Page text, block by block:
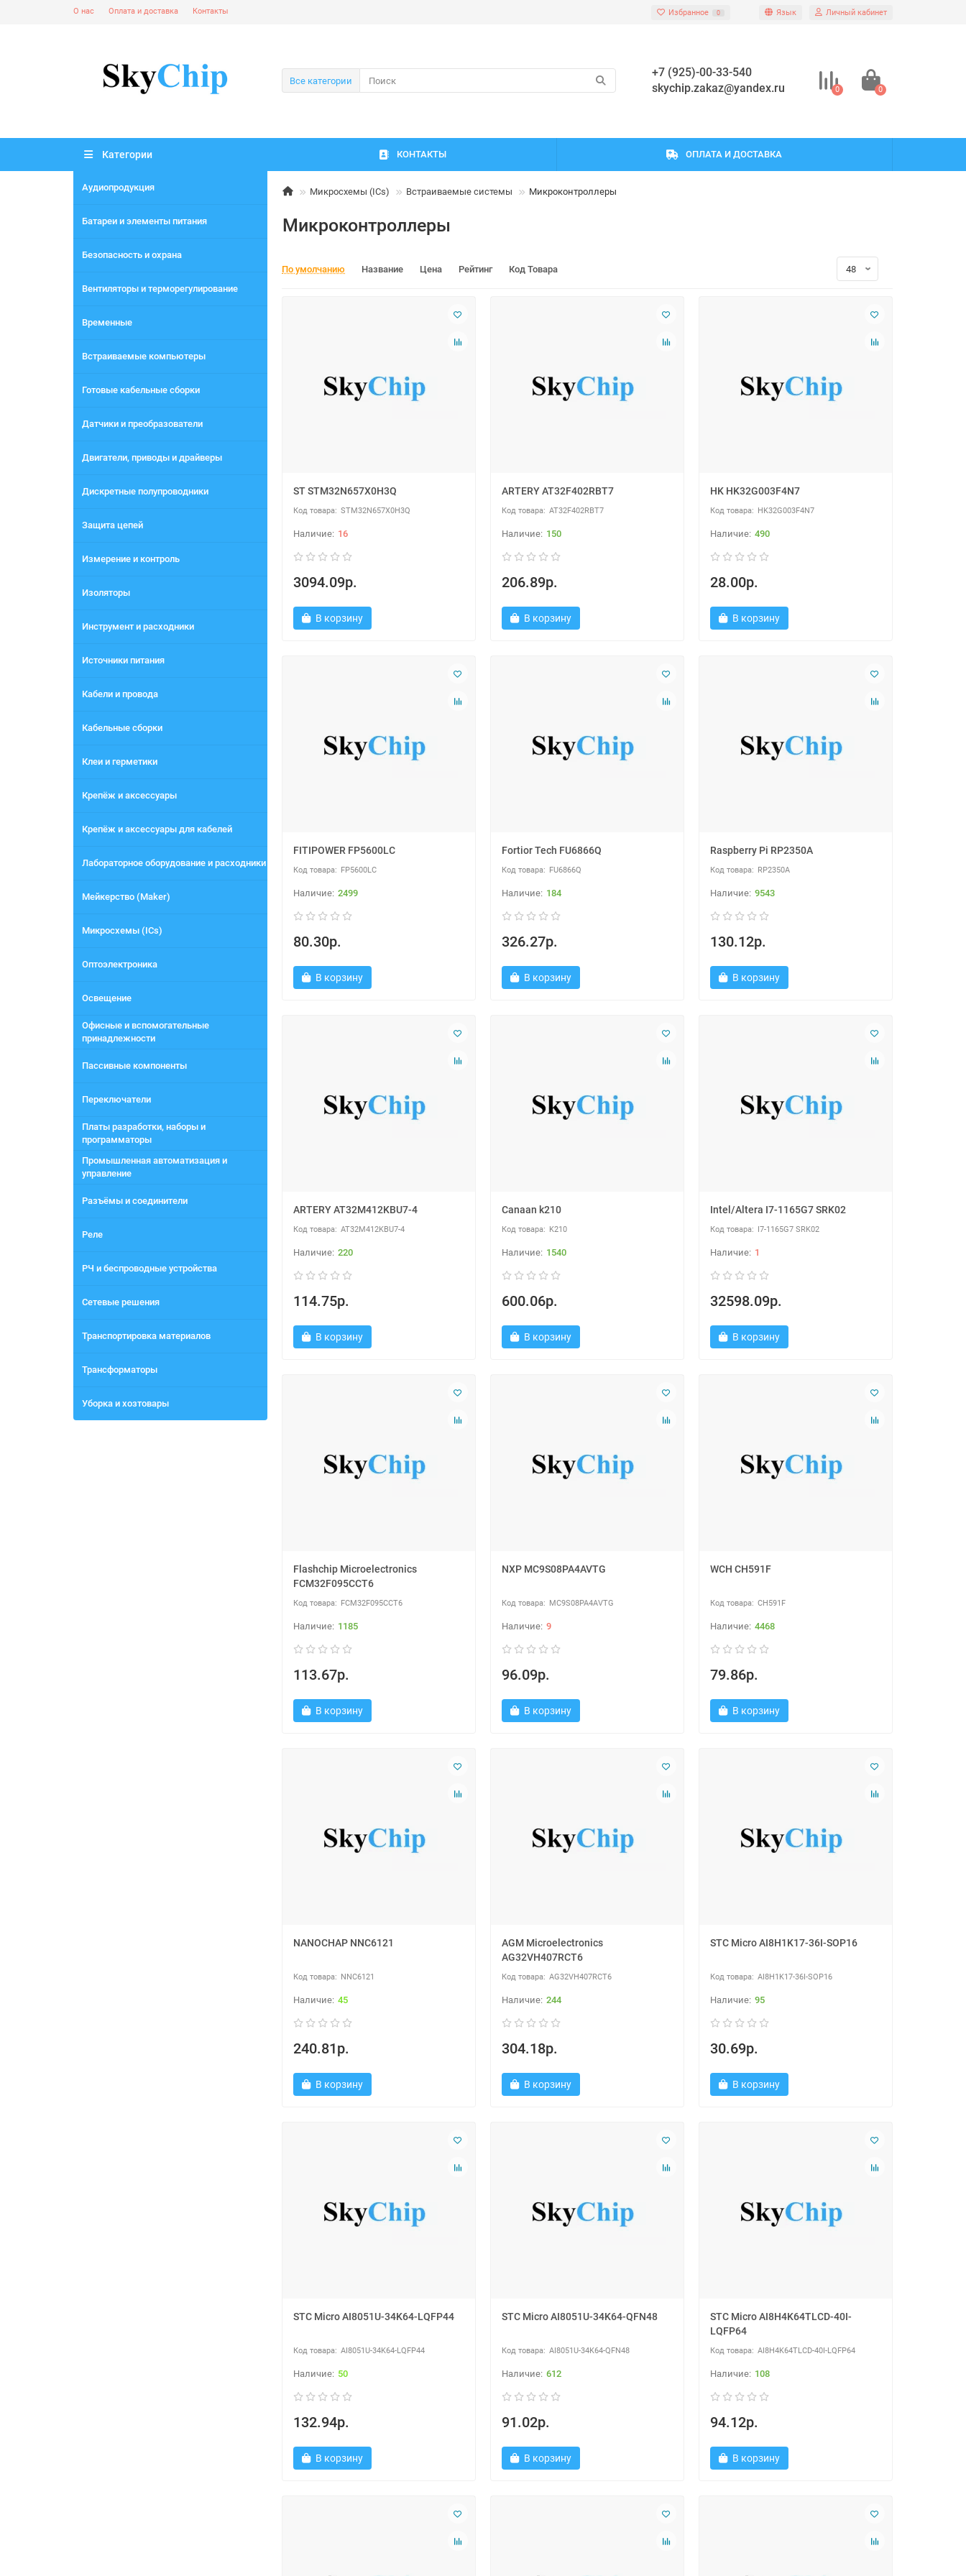
О нас Оплата и доставка Контакты Избранное 0 Язык Личный кабинет
Все категории
+7 (925)-00-33-540
skychip.zakaz@yandex.ru
0 0
Категории
Аудиопродукция
Батареи и элементы питания
Безопасность и охрана
Вентиляторы и терморегулирование
Временные
Встраиваемые компьютеры
Готовые кабельные сборки
Датчики и преобразователи
Двигатели, приводы и драйверы
Дискретные полупроводники
Защита цепей
Измерение и контроль
Изоляторы
Инструмент и расходники
Источники питания
Кабели и провода
Кабельные сборки
Клеи и герметики
Крепёж и аксессуары
Крепёж и аксессуары для кабелей
Лабораторное оборудование и расходники
Мейкерство (Maker)
Микросхемы (ICs)
Оптоэлектроника
Освещение
Офисные и вспомогательные
принадлежности
Пассивные компоненты
Переключатели
Платы разработки, наборы и
программаторы
Промышленная автоматизация и
управление
Разъёмы и соединители
Реле
РЧ и беспроводные устройства
Сетевые решения
Транспортировка материалов
Трансформаторы
Уборка и хозтовары
КОНТАКТЫ ОПЛАТА И ДОСТАВКА
Микросхемы (ICs) Встраиваемые системы Микроконтроллеры
Микроконтроллеры
По умолчанию Название Цена Рейтинг Код Товара
ST STM32N657X0H3Q
STM32N657X0H3Q
16
3094.09р.
В корзину
ARTERY AT32F402RBT7
AT32F402RBT7
150
206.89р.
В корзину
HK HK32G003F4N7
HK32G003F4N7
490
28.00р.
В корзину
FITIPOWER FP5600LC
FP5600LC
2499
80.30р.
В корзину
Fortior Tech FU6866Q
FU6866Q
184
326.27р.
В корзину
Raspberry Pi RP2350A
RP2350A
9543
130.12р.
В корзину
ARTERY AT32M412KBU7-4
AT32M412KBU7-4
220
114.75р.
В корзину
Canaan k210
K210
1540
600.06р.
В корзину
Intel/Altera I7-1165G7 SRK02
I7-1165G7 SRK02
1
32598.09р.
В корзину
Flashchip Microelectronics
FCM32F095CCT6
FCM32F095CCT6
1185
113.67р.
В корзину
NXP MC9S08PA4AVTG
MC9S08PA4AVTG
9
96.09р.
В корзину
WCH CH591F
CH591F
4468
79.86р.
В корзину
NANOCHAP NNC6121
NNC6121
45
240.81р.
В корзину
AGM Microelectronics
AG32VH407RCT6
AG32VH407RCT6
244
304.18р.
В корзину
STC Micro AI8H1K17-36I-SOP16
AI8H1K17-36I-SOP16
95
30.69р.
В корзину
STC Micro AI8051U-34K64-LQFP44
AI8051U-34K64-LQFP44
50
132.94р.
В корзину
STC Micro AI8051U-34K64-QFN48
AI8051U-34K64-QFN48
612
91.02р.
В корзину
STC Micro AI8H4K64TLCD-40I-
LQFP64
AI8H4K64TLCD-40I-LQFP64
108
94.12р.
В корзину